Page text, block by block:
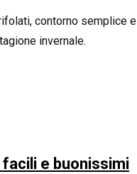
contorno semplice e
invernale.
e buonissimi